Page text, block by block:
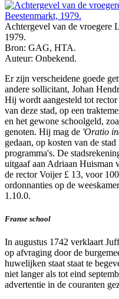
Achtergevel van de vroegere
1979.
Bron: GAG, HTA.
Auteur: Onbekend.
Er zijn verscheidene goede
andere sollicitant, Johan
Hij wordt aangesteld tot
van deze stad, op een
en het gewone schoolgeld,
genoten. Hij mag de 'Oratio
gedaan, op kosten van de
programma's. De
uitgaaf aan Adriaan Huisman
de rector Voijer £ 13, voor
ordonnanties op de
1.10.0.
Franse school
In augustus 1742 verklaart
op afvraging door de
huwelijken staat staat te
niet langer als tot eind
advertentie in de couranten